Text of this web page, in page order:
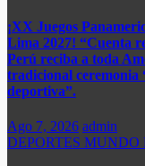
¡XX Juegos
Lima 2027! “Cuenta
Perú reciba a toda
tradicional ceremonia
deportiva”.
Ago 7, 2026 admin
DEPORTES MUNDO